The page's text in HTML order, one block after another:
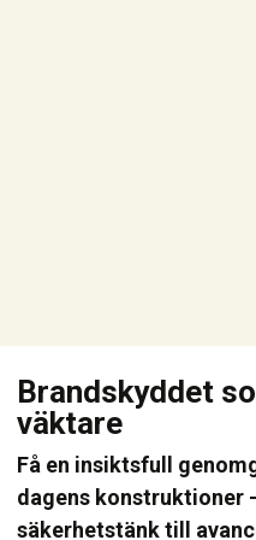
Brandskyddet
väktare
Få en insiktsfull
dagens konstruktioner
säkerhetstänk till